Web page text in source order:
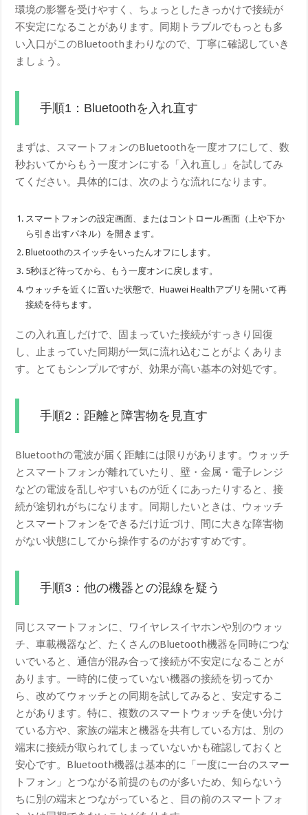
環境の影響を受けやすく、ちょっとしたきっかけで接続が
不安定になることがあります。同期トラブルでもっとも多
い入口がこのBluetoothまわりなので、丁寧に確認していき
ましょう。
手順1：Bluetoothを入れ直す
まずは、スマートフォンのBluetoothを一度オフにして、数
秒おいてからもう一度オンにする「入れ直し」を試してみ
てください。具体的には、次のような流れになります。
スマートフォンの設定画面、またはコントロール画面（上や下か
ら引き出すパネル）を開きます。
Bluetoothのスイッチをいったんオフにします。
5秒ほど待ってから、もう一度オンに戻します。
ウォッチを近くに置いた状態で、Huawei Healthアプリを開いて再
接続を待ちます。
この入れ直しだけで、固まっていた接続がすっきり回復
し、止まっていた同期が一気に流れ込むことがよくありま
す。とてもシンプルですが、効果が高い基本の対処です。
手順2：距離と障害物を見直す
Bluetoothの電波が届く距離には限りがあります。ウォッチ
とスマートフォンが離れていたり、壁・金属・電子レンジ
などの電波を乱しやすいものが近くにあったりすると、接
続が途切れがちになります。同期したいときは、ウォッチ
とスマートフォンをできるだけ近づけ、間に大きな障害物
がない状態にしてから操作するのがおすすめです。
手順3：他の機器との混線を疑う
同じスマートフォンに、ワイヤレスイヤホンや別のウォッ
チ、車載機器など、たくさんのBluetooth機器を同時につな
いでいると、通信が混み合って接続が不安定になることが
あります。一時的に使っていない機器の接続を切ってか
ら、改めてウォッチとの同期を試してみると、安定するこ
とがあります。特に、複数のスマートウォッチを使い分け
ている方や、家族の端末と機器を共有している方は、別の
端末に接続が取られてしまっていないかも確認しておくと
安心です。Bluetooth機器は基本的に「一度に一台のスマー
トフォン」とつながる前提のものが多いため、知らないう
ちに別の端末とつながっていると、目の前のスマートフォ